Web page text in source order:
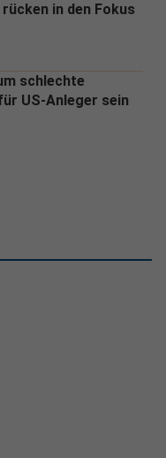
in den Fokus
schlechte
US-Anleger sein